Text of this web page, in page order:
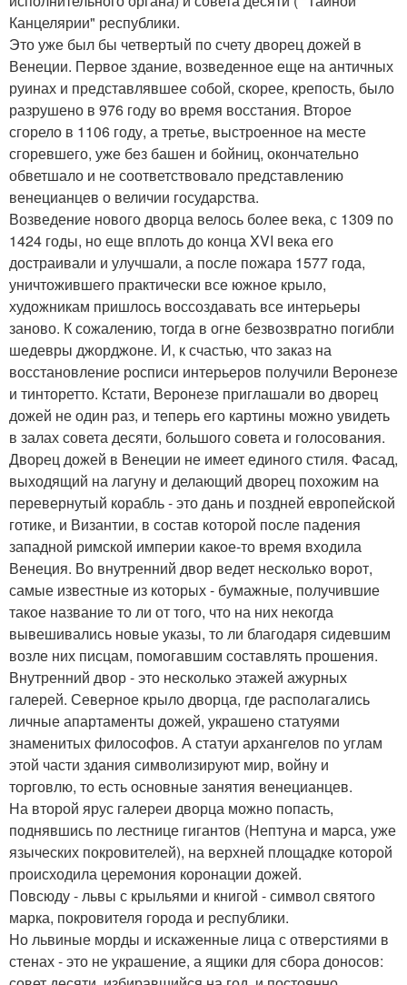
Канцелярии" республики.
Это уже был бы четвертый по счету дворец дожей в
Венеции. Первое здание, возведенное еще на античных
руинах и представлявшее собой, скорее, крепость, было
разрушено в 976 году во время восстания. Второе
сгорело в 1106 году, а третье, выстроенное на месте
сгоревшего, уже без башен и бойниц, окончательно
обветшало и не соответствовало представлению
венецианцев о величии государства.
Возведение нового дворца велось более века, с 1309 по
1424 годы, но еще вплоть до конца XVI века его
достраивали и улучшали, а после пожара 1577 года,
уничтожившего практически все южное крыло,
художникам пришлось воссоздавать все интерьеры
заново. К сожалению, тогда в огне безвозвратно погибли
шедевры джорджоне. И, к счастью, что заказ на
восстановление росписи интерьеров получили Веронезе
и тинторетто. Кстати, Веронезе приглашали во дворец
дожей не один раз, и теперь его картины можно увидеть
в залах совета десяти, большого совета и голосования.
Дворец дожей в Венеции не имеет единого стиля. Фасад,
выходящий на лагуну и делающий дворец похожим на
перевернутый корабль - это дань и поздней европейской
готике, и Византии, в состав которой после падения
западной римской империи какое-то время входила
Венеция. Во внутренний двор ведет несколько ворот,
самые известные из которых - бумажные, получившие
такое название то ли от того, что на них некогда
вывешивались новые указы, то ли благодаря сидевшим
возле них писцам, помогавшим составлять прошения.
Внутренний двор - это несколько этажей ажурных
галерей. Северное крыло дворца, где располагались
личные апартаменты дожей, украшено статуями
знаменитых философов. А статуи архангелов по углам
этой части здания символизируют мир, войну и
торговлю, то есть основные занятия венецианцев.
На второй ярус галереи дворца можно попасть,
поднявшись по лестнице гигантов (Нептуна и марса, уже
языческих покровителей), на верхней площадке которой
происходила церемония коронации дожей.
Повсюду - львы с крыльями и книгой - символ святого
марка, покровителя города и республики.
Но львиные морды и искаженные лица с отверстиями в
стенах - это не украшение, а ящики для сбора доносов: